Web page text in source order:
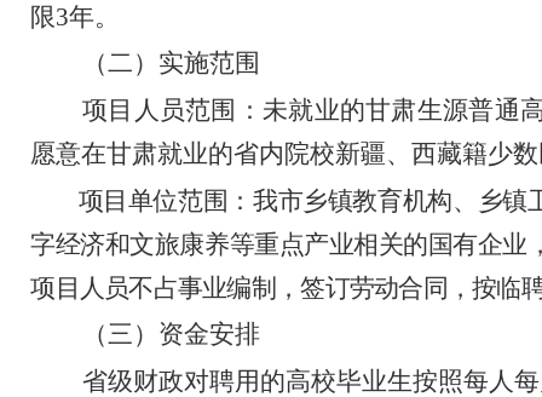
限3年。
（二）实施范围
项目人员范围 ：未就业的甘肃生源普通
愿意在甘肃就业的省内院校新疆、西藏籍少
项目单位范围 ： 我市乡镇教育机构、乡镇
字经济和文旅康养等重点产业相关的国有企业
项目人员不占事业编制，签订劳动合同 ，按临
（三） 资金安排
省级财政对聘用的高校毕业生按照每人